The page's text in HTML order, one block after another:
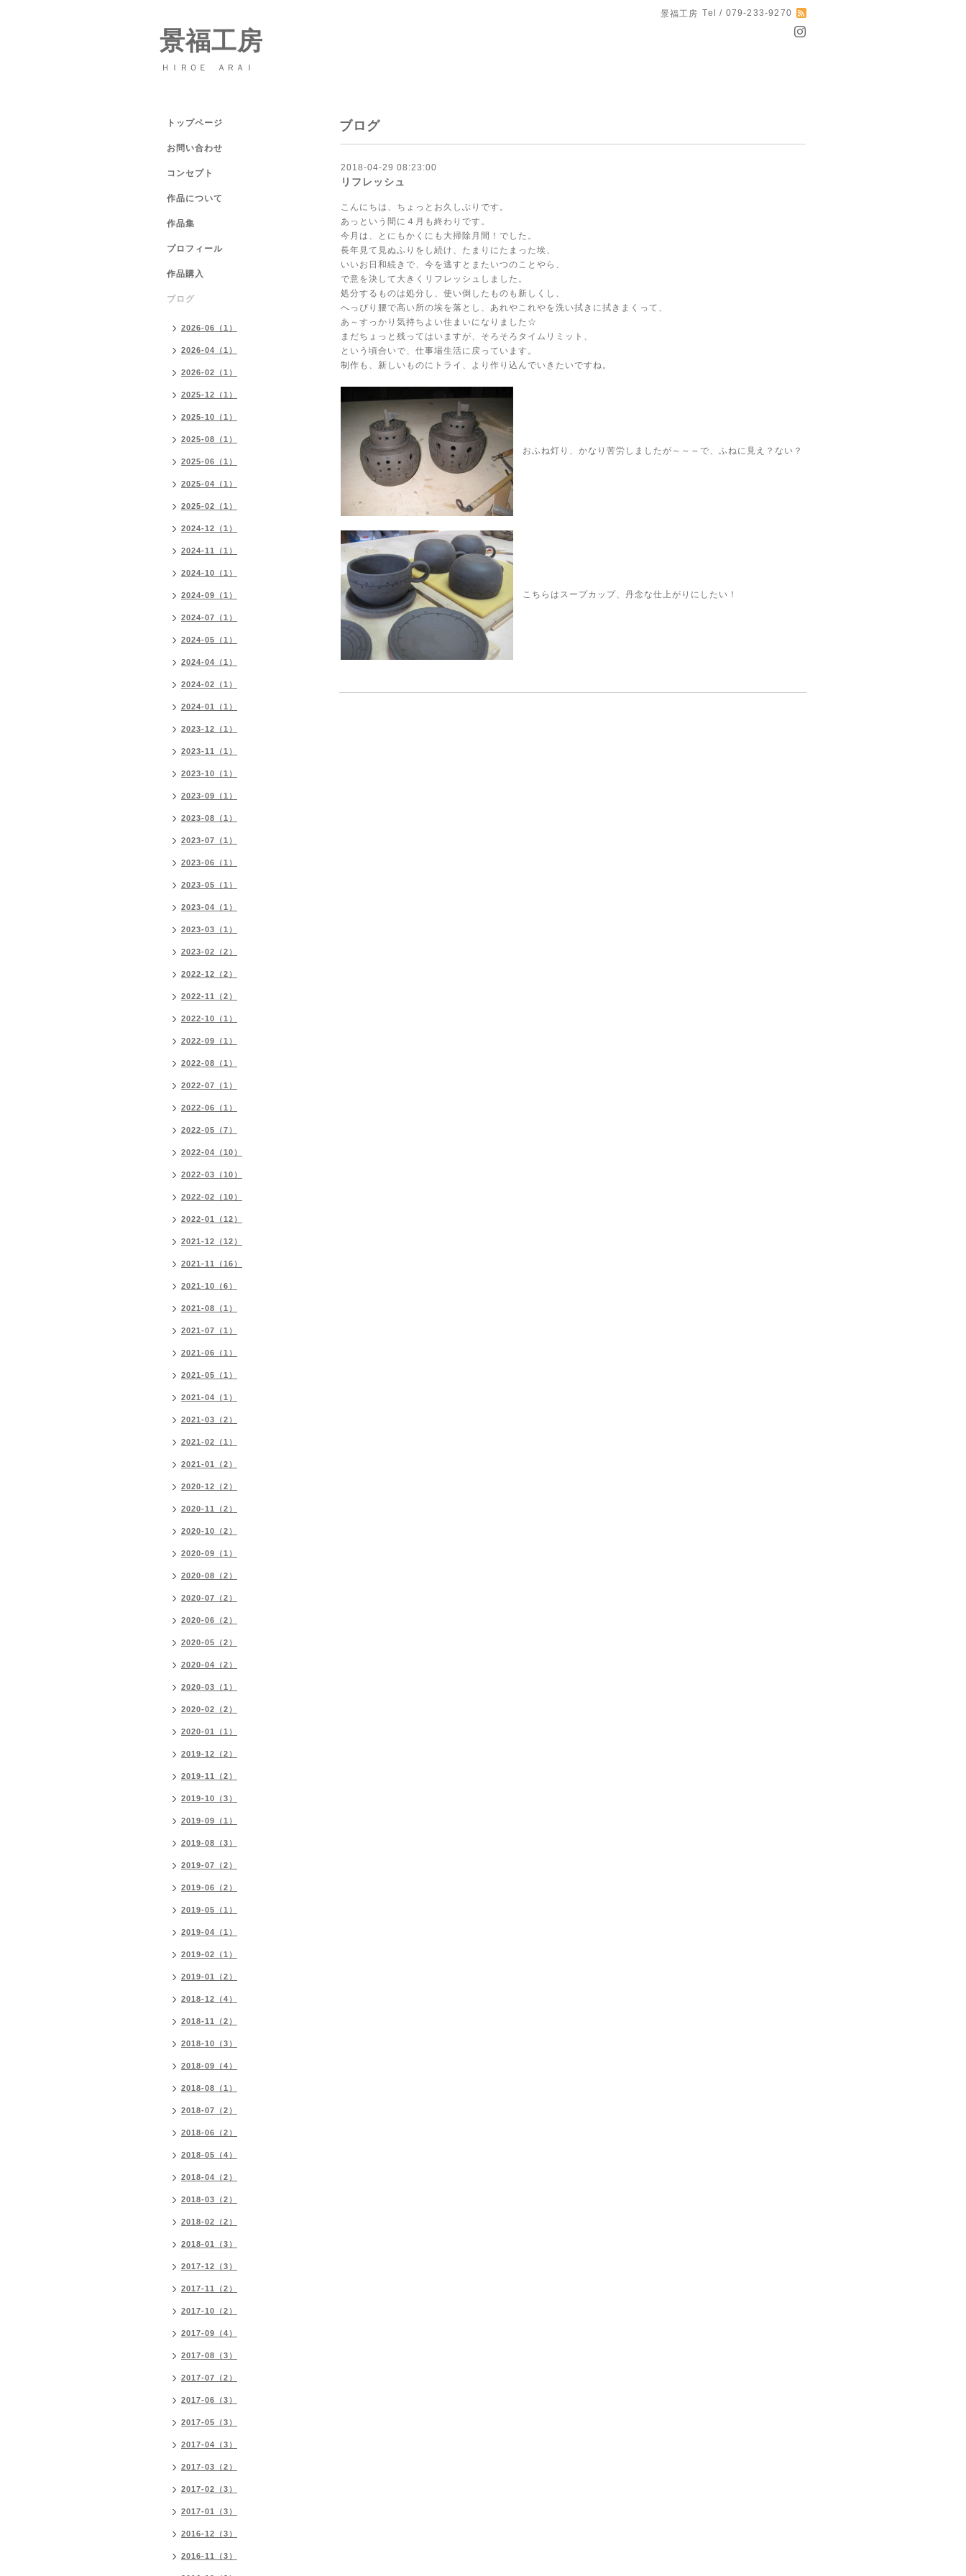
景福工房 Tel / 079-233-9270
景福工房
ＨＩＲＯＥ ＡＲＡＩ
ブログ
2018-04-29 08:23:00
リフレッシュ
こんにちは、ちょっとお久しぶりです。
あっという間に４月も終わりです。
今月は、とにもかくにも大掃除月間！でした。
長年見て見ぬふりをし続け、たまりにたまった埃、
いいお日和続きで、今を逃すとまたいつのことやら、
で意を決して大きくリフレッシュしました。
処分するものは処分し、使い倒したものも新しくし、
へっぴり腰で高い所の埃を落とし、あれやこれやを洗い拭きに拭きまくって、
あ～すっかり気持ちよい住まいになりました☆
まだちょっと残ってはいますが、そろそろタイムリミット、
という頃合いで、仕事場生活に戻っています。
制作も、新しいものにトライ、より作り込んでいきたいですね。
おふね灯り、かなり苦労しましたが～～～で、ふねに見え？ない？
こちらはスープカップ、丹念な仕上がりにしたい！
トップページ
お問い合わせ
コンセプト
作品について
作品集
プロフィール
作品購入
ブログ
2026-06（1）
2026-04（1）
2026-02（1）
2025-12（1）
2025-10（1）
2025-08（1）
2025-06（1）
2025-04（1）
2025-02（1）
2024-12（1）
2024-11（1）
2024-10（1）
2024-09（1）
2024-07（1）
2024-05（1）
2024-04（1）
2024-02（1）
2024-01（1）
2023-12（1）
2023-11（1）
2023-10（1）
2023-09（1）
2023-08（1）
2023-07（1）
2023-06（1）
2023-05（1）
2023-04（1）
2023-03（1）
2023-02（2）
2022-12（2）
2022-11（2）
2022-10（1）
2022-09（1）
2022-08（1）
2022-07（1）
2022-06（1）
2022-05（7）
2022-04（10）
2022-03（10）
2022-02（10）
2022-01（12）
2021-12（12）
2021-11（16）
2021-10（6）
2021-08（1）
2021-07（1）
2021-06（1）
2021-05（1）
2021-04（1）
2021-03（2）
2021-02（1）
2021-01（2）
2020-12（2）
2020-11（2）
2020-10（2）
2020-09（1）
2020-08（2）
2020-07（2）
2020-06（2）
2020-05（2）
2020-04（2）
2020-03（1）
2020-02（2）
2020-01（1）
2019-12（2）
2019-11（2）
2019-10（3）
2019-09（1）
2019-08（3）
2019-07（2）
2019-06（2）
2019-05（1）
2019-04（1）
2019-02（1）
2019-01（2）
2018-12（4）
2018-11（2）
2018-10（3）
2018-09（4）
2018-08（1）
2018-07（2）
2018-06（2）
2018-05（4）
2018-04（2）
2018-03（2）
2018-02（2）
2018-01（3）
2017-12（3）
2017-11（2）
2017-10（2）
2017-09（4）
2017-08（3）
2017-07（2）
2017-06（3）
2017-05（3）
2017-04（3）
2017-03（2）
2017-02（3）
2017-01（3）
2016-12（3）
2016-11（3）